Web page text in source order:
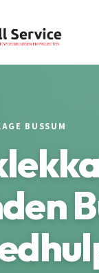
BUSSUM